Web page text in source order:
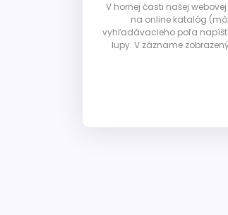
V hornej časti našej
na online katalóg
vyhľadávacieho poľa
lupy. V zázname